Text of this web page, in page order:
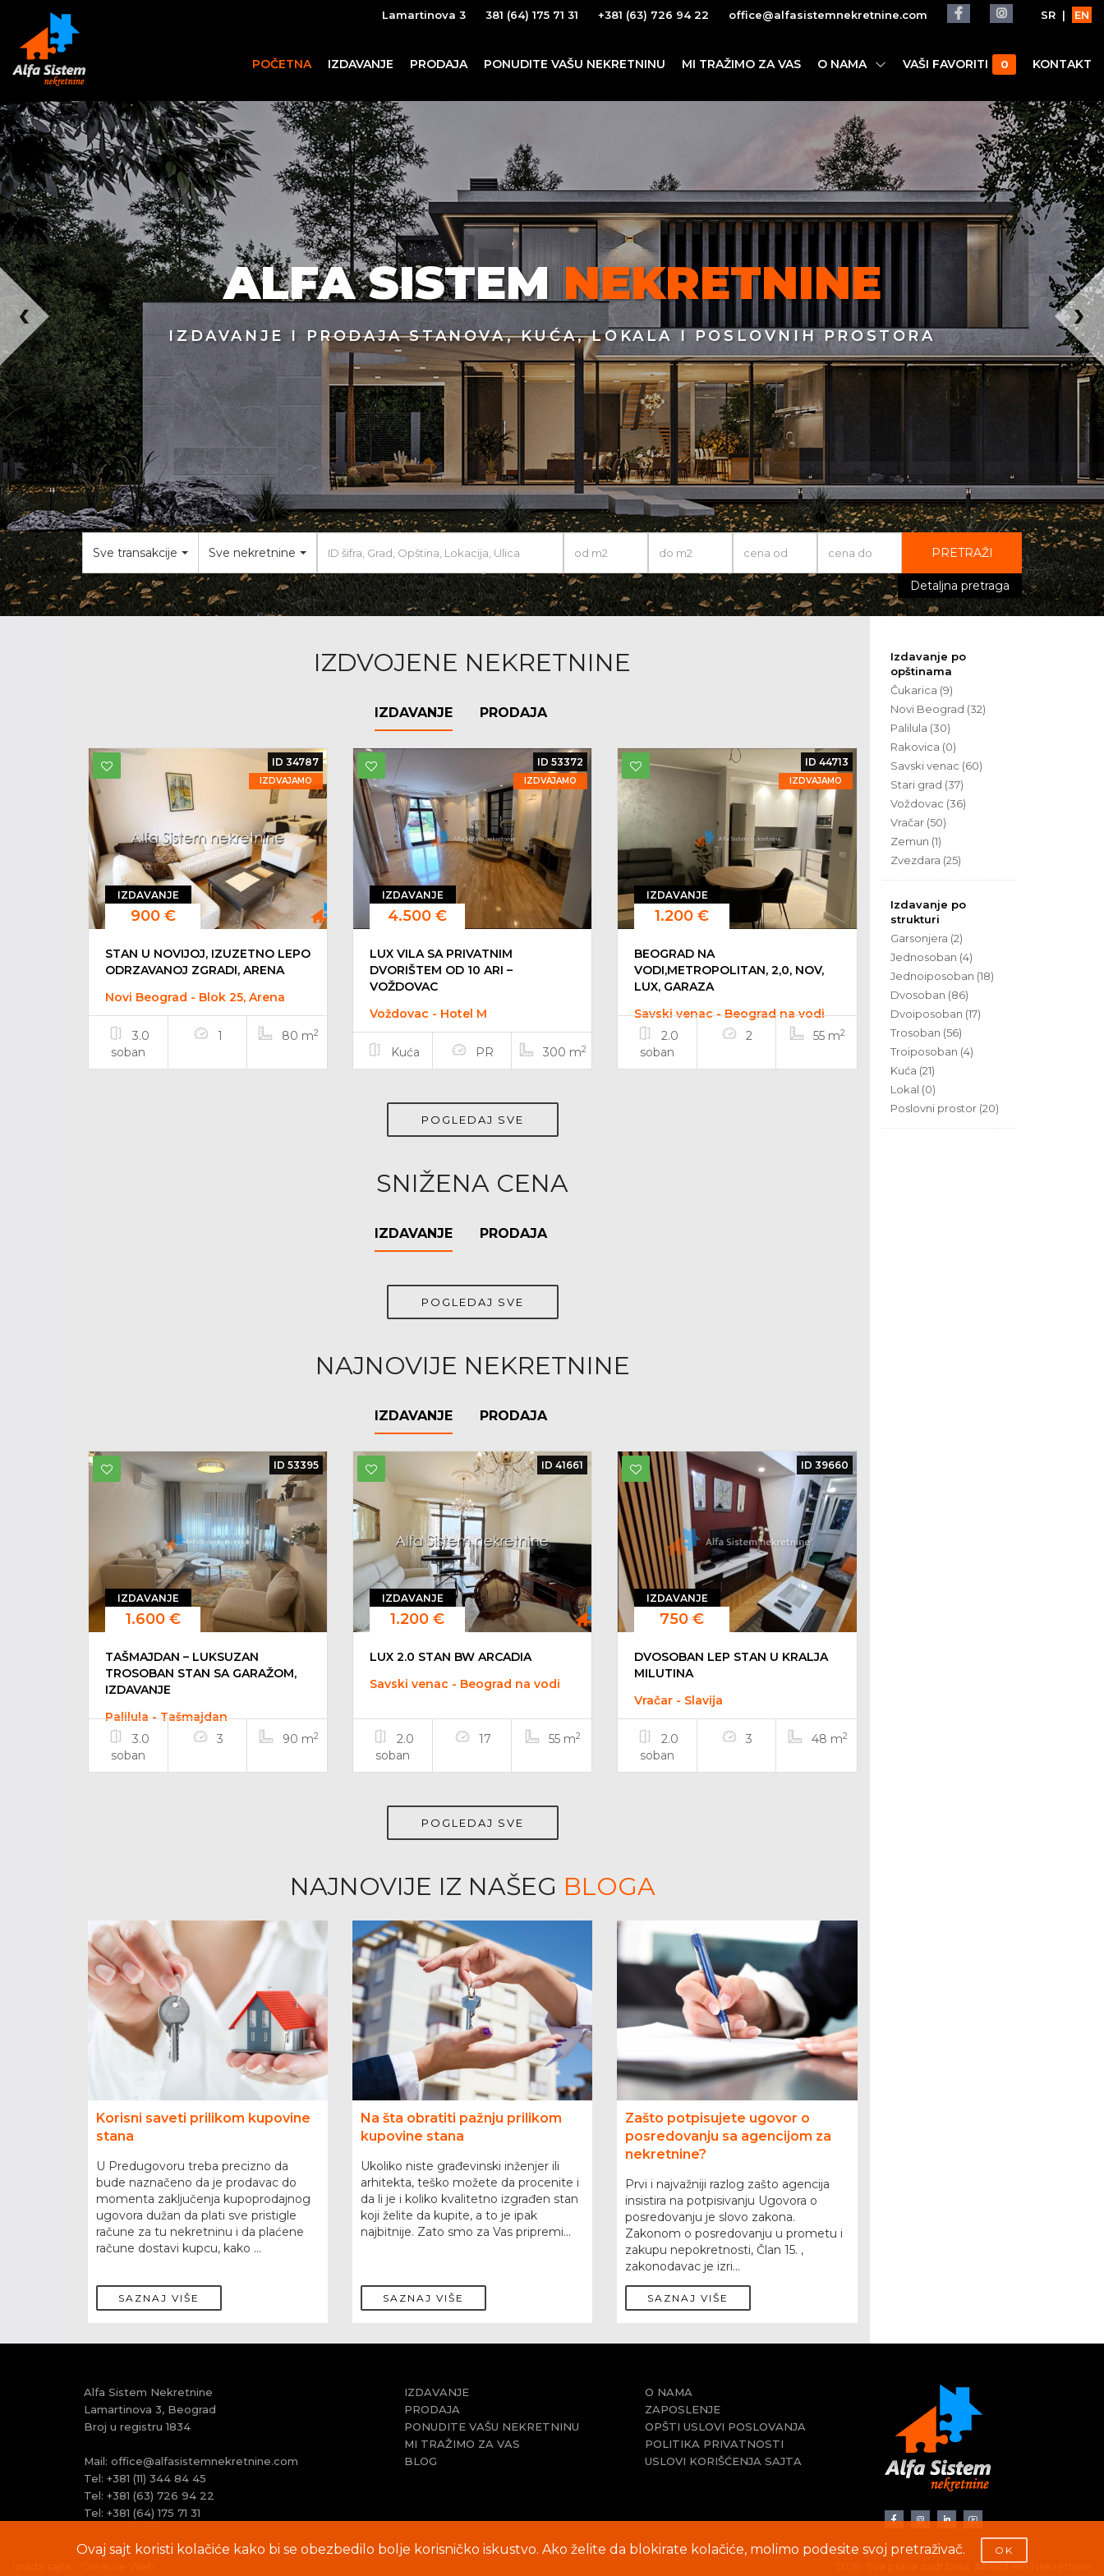
Lamartinova 3 381 (64) 175 71 31 +381 (63) 726 94 22 office@alfasistemnekretnine.com SR | EN
POČETNA IZDAVANJE PRODAJA PONUDITE VAŠU NEKRETNINU MI TRAŽIMO ZA VAS O NAMA VAŠI FAVORITI 0 KONTAKT
ALFA SISTEM NEKRETNINE
IZDAVANJE I PRODAJA STANOVA, KUĆA, LOKALA I POSLOVNIH PROSTORA
Sve transakcije Sve nekretnine PRETRAŽI
Detaljna pretraga
IZDVOJENE NEKRETNINE
IZDAVANJE PRODAJA
IZDAVANJE
900 €
ID 34787
IZDVAJAMO
STAN U NOVIJOJ, IZUZETNO LEPO
ODRZAVANOJ ZGRADI, ARENA
Novi Beograd - Blok 25, Arena
3.0
soban
1 80 m2
IZDAVANJE
4.500 €
ID 53372
IZDVAJAMO
LUX VILA SA PRIVATNIM
DVORIŠTEM OD 10 ARI –
VOŽDOVAC
Voždovac - Hotel M
Kuća PR 300 m2
IZDAVANJE
1.200 €
ID 44713
IZDVAJAMO
BEOGRAD NA
VODI,METROPOLITAN, 2,0, NOV,
LUX, GARAZA
Savski venac - Beograd na vodi
2.0
soban
2 55 m2
POGLEDAJ SVE
SNIŽENA CENA
IZDAVANJE PRODAJA
POGLEDAJ SVE
NAJNOVIJE NEKRETNINE
IZDAVANJE PRODAJA
IZDAVANJE
1.600 €
ID 53395
TAŠMAJDAN – LUKSUZAN
TROSOBAN STAN SA GARAŽOM,
IZDAVANJE
Palilula - Tašmajdan
3.0
soban
3 90 m2
IZDAVANJE
1.200 €
ID 41661
LUX 2.0 STAN BW ARCADIA
Savski venac - Beograd na vodi
2.0
soban
17 55 m2
IZDAVANJE
750 €
ID 39660
DVOSOBAN LEP STAN U KRALJA
MILUTINA
Vračar - Slavija
2.0
soban
3 48 m2
POGLEDAJ SVE
NAJNOVIJE IZ NAŠEG BLOGA
Korisni saveti prilikom kupovine
stana
U Predugovoru treba precizno da
bude naznačeno da je prodavac do
momenta zaključenja kupoprodajnog
ugovora dužan da plati sve pristigle
račune za tu nekretninu i da plaćene
račune dostavi kupcu, kako ...
SAZNAJ VIŠE
Na šta obratiti pažnju prilikom
kupovine stana
Ukoliko niste građevinski inženjer ili
arhitekta, teško možete da procenite i
da li je i koliko kvalitetno izgrađen stan
koji želite da kupite, a to je ipak
najbitnije. Zato smo za Vas pripremi...
SAZNAJ VIŠE
Zašto potpisujete ugovor o
posredovanju sa agencijom za
nekretnine?
Prvi i najvažniji razlog zašto agencija
insistira na potpisivanju Ugovora o
posredovanju je slovo zakona.
Zakonom o posredovanju u prometu i
zakupu nepokretnosti, Član 15. ,
zakonodavac je izri...
SAZNAJ VIŠE
Izdavanje po
opštinama
Čukarica (9)
Novi Beograd (32)
Palilula (30)
Rakovica (0)
Savski venac (60)
Stari grad (37)
Voždovac (36)
Vračar (50)
Zemun (1)
Zvezdara (25)
Izdavanje po
strukturi
Garsonjera (2)
Jednosoban (4)
Jednoiposoban (18)
Dvosoban (86)
Dvoiposoban (17)
Trosoban (56)
Troiposoban (4)
Kuća (21)
Lokal (0)
Poslovni prostor (20)
Alfa Sistem Nekretnine
Lamartinova 3, Beograd
Broj u registru 1834
Mail: office@alfasistemnekretnine.com
Tel: +381 (11) 344 84 45
Tel: +381 (63) 726 94 22
Tel: +381 (64) 175 71 31
IZDAVANJE
PRODAJA
PONUDITE VAŠU NEKRETNINU
MI TRAŽIMO ZA VAS
BLOG
O NAMA
ZAPOSLENJE
OPŠTI USLOVI POSLOVANJA
POLITIKA PRIVATNOSTI
USLOVI KORIŠĆENJA SAJTA
2026. Sva prava zadržana. Alfasistem Nekretnine
Ovaj sajt koristi kolačiće kako bi se obezbedilo bolje korisničko iskustvo. Ako želite da blokirate kolačiće, molimo podesite svoj pretraživač. OK